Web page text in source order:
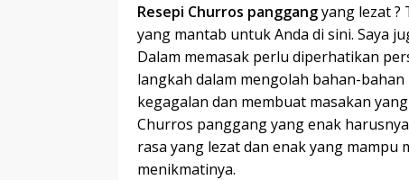
Resepi Churros panggangyang lezat ?
yang mantab untuk Anda di sini. Saya
Dalam memasak perlu diperhatikan
langkah dalam mengolah bahan-
kegagalan dan membuat masakan
Churros panggang yang enak
rasa yang lezat dan enak yang
menikmatinya.